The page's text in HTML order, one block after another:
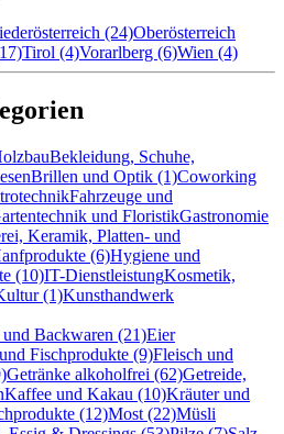
(24)Oberösterreich
Tirol (4)Vorarlberg (6)Wien (4)
Bekleidung, Schuhe,
Brillen und Optik (1)Coworking
Fahrzeuge und
und FloristikGastronomie
Keramik, Platten- und
(6)Hygiene und
(10)IT-DienstleistungKosmetik,
(1)Kunsthandwerk
Backwaren (21)Eier
Fischprodukte (9)Fleisch und
Getränke alkoholfrei (62)Getreide,
Kaffee und Kakau (10)Kräuter und
(12)Most (22)Müsli